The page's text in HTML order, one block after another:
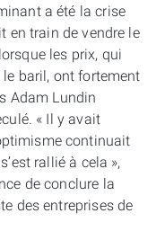
a été la crise
en train de vendre le
les prix, qui
baril, ont fortement
Adam Lundin
« Il y avait
continuait
rallié à cela »,
de conclure la
des entreprises de